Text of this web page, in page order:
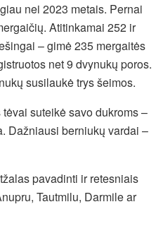
nei 2023 metais. Pernai
Atitinkamai 252 ir
– gimė 235 mergaitės
net 9 dvynukų poros.
susilaukė trys šeimos.
suteikė savo dukroms –
Dažniausi berniukų vardai –
pavadinti ir retesniais
Tautmilu, Darmile ar